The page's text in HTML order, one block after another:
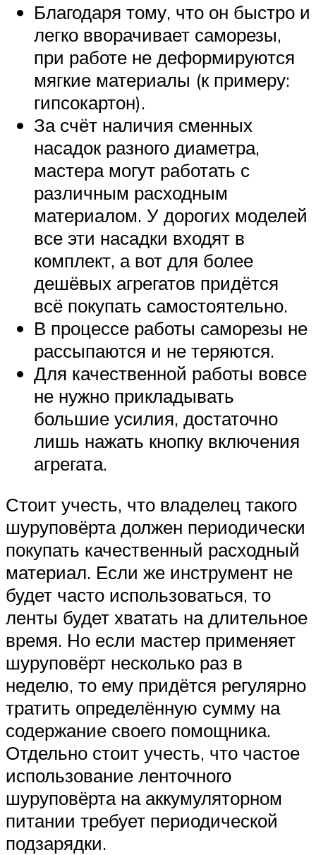
Благодаря тому, что он быстро и
легко вворачивает саморезы,
при работе не деформируются
мягкие материалы (к примеру:
гипсокартон).
За счёт наличия сменных
насадок разного диаметра,
мастера могут работать с
различным расходным
материалом. У дорогих моделей
все эти насадки входят в
комплект, а вот для более
дешёвых агрегатов придётся
всё покупать самостоятельно.
В процессе работы саморезы не
рассыпаются и не теряются.
Для качественной работы вовсе
не нужно прикладывать
большие усилия, достаточно
лишь нажать кнопку включения
агрегата.
Стоит учесть, что владелец такого
шуруповёрта должен периодически
покупать качественный расходный
материал. Если же инструмент не
будет часто использоваться, то
ленты будет хватать на длительное
время. Но если мастер применяет
шуруповёрт несколько раз в
неделю, то ему придётся регулярно
тратить определённую сумму на
содержание своего помощника.
Отдельно стоит учесть, что частое
использование ленточного
шуруповёрта на аккумуляторном
питании требует периодической
подзарядки.